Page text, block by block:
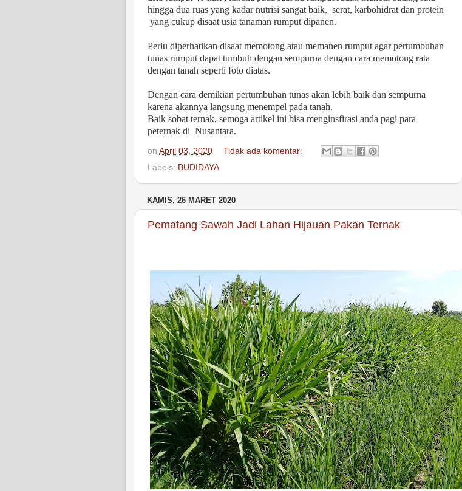
hingga dua ruas yang kadar nutrisi sangat baik, serat, karbohidrat dan protein
yang cukup disaat usia tanaman rumput dipanen.
Perlu diperhatikan disaat memotong atau memanen rumput agar pertumbuhan
tunas rumput dapat tumbuh dengan sempurna dengan cara memotong rata
dengan tanah seperti foto diatas.
Dengan cara demikian pertumbuhan tunas akan lebih baik dan sempurna
karena akannya langsung menempel pada tanah.
Baik sobat ternak, semoga artikel ini bisa menginsfirasi anda pagi para
peternak di Nusantara.
on April 03, 2020
Tidak ada komentar:
Labels: BUDIDAYA
KAMIS, 26 MARET 2020
Pematang Sawah Jadi Lahan Hijauan Pakan Ternak